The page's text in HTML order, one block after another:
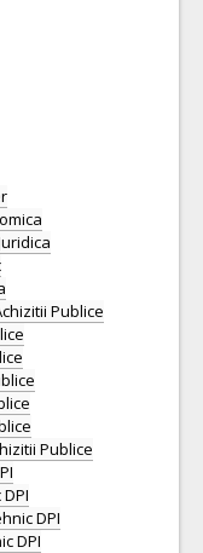
Publice
Publice
DPI
DPI